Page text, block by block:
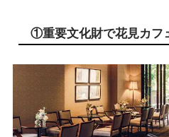
①重要文化財で花見カフ